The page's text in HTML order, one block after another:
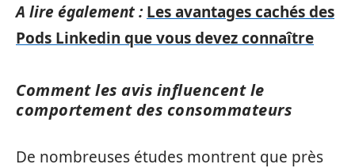
A lire également : Les avantages cachés des
Pods Linkedin que vous devez connaître
Comment les avis influencent le
comportement des consommateurs
De nombreuses études montrent que près